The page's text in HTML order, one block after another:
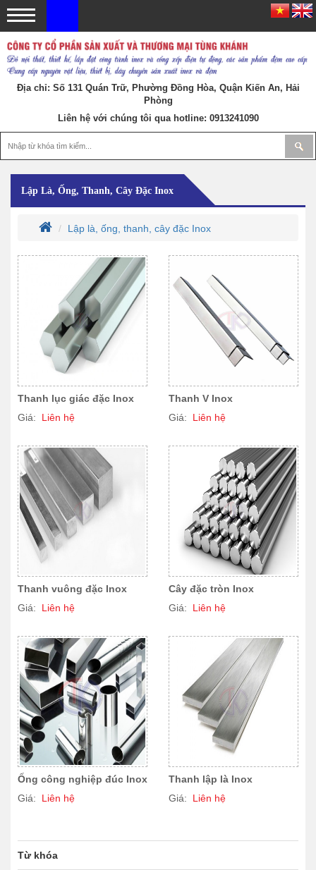
Địa chỉ: Số 131 Quán Trữ, Phường Đồng Hòa, Quận Kiến An, Hải
Phòng
Liên hệ với chúng tôi qua hotline: 0913241090
Lập Là, Ống, Thanh, Cây Đặc Inox
Lập là, ống, thanh, cây đặc Inox
Thanh lục giác đặc Inox
Giá:
Liên hệ
Thanh V Inox
Giá:
Liên hệ
Thanh vuông đặc Inox
Giá:
Liên hệ
Cây đặc tròn Inox
Giá:
Liên hệ
Ống công nghiệp đúc Inox
Giá:
Liên hệ
Thanh lập là Inox
Giá:
Liên hệ
Từ khóa